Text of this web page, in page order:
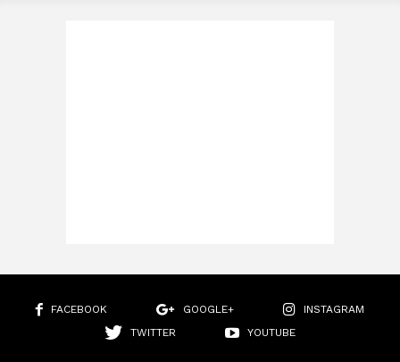
FACEBOOK GOOGLE+
INSTAGRAM
TWITTER
YOUTUBE